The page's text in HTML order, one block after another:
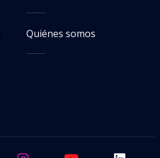
Quiénes somos